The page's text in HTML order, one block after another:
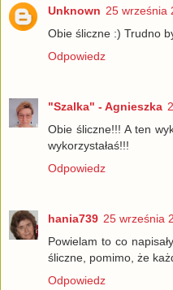
Unknown 25 września
Obie śliczne :) Trudno
Odpowiedz
"Szalka" - Agnieszka
Obie śliczne!!! A ten
wykorzystałaś!!!
Odpowiedz
hania739 25 września
Powielam to co
śliczne, pomimo, że
Odpowiedz